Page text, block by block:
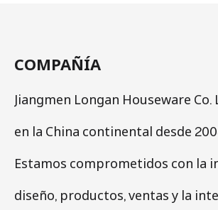
COMPAÑÍA
Jiangmen Longan Houseware
en la China continental desde
Estamos comprometidos con la
diseño, productos, ventas y la